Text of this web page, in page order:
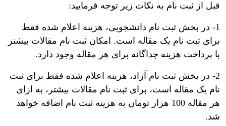
قبل از ثبت نام به نکات زیر توجه فرمایید:
1- در بخش ثبت نام دانشجویی، هزینه اعلام شده فقط
برای ثبت نام یک مقاله است. امکان ثبت نام مقالات بیشتر
با پرداخت هزینه جداگانه برای هر مقاله وجود دارد.
2- در بخش ثبت نام آزاد، هزینه اعلام شده فقط برای ثبت
نام یک مقاله است، برای ثبت نام مقالات بیشتر، به ازای
هر مقاله 100 هزار تومان به هزینه ثبت نام اضافه خواهد
شد.